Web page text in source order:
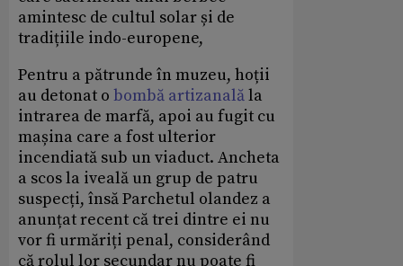
amintesc de cultul solar și de
tradițiile indo-europene,
Pentru a pătrunde în muzeu, hoții
au detonat o bombă artizanalăla
intrarea de marfă, apoi au fugit cu
mașina care a fost ulterior
incendiată sub un viaduct. Ancheta
a scos la iveală un grup de patru
suspecți, însă Parchetul olandez a
anunțat recent că trei dintre ei nu
vor fi urmăriți penal, considerând
că rolul lor secundar nu poate fi